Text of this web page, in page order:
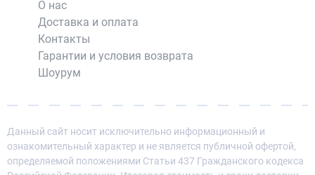
О нас
Доставка и оплата
Контакты
Гарантии и условия возврата
Шоурум
Данный сайт носит исключительно информационный и
ознакомительный характер и не является публичной офертой,
определяемой положениями Статьи 437 Гражданского кодекса